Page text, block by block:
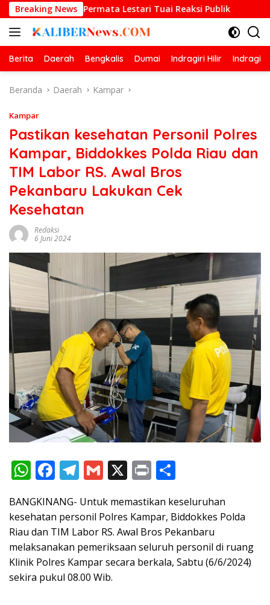
Langsung
ke
konten
Breaking News
Permata Lestari Tuai Reaksi Publik Prestasi
Berita Daerah Bengkalis Dumai Indragiri Hilir Indragiri
Beranda Daerah Kampar
Kampar
Pastikan kesehatan Personil Polres
Kampar, Biddokkes Polda Riau dan
TIM Labor RS. Awal Bros
Pekanbaru Lakukan Cek
Kesehatan
Redaksi
6 Juni 2024
W
h
at
s
A
p
p
F
ac
e
b
o
o
k
T
el
e
gr
a
m
G
m
ai
l
X Pr
in
t ar
e
BANGKINANG- Untuk memastikan keseluruhan
kesehatan personil Polres Kampar, Biddokkes Polda
Riau dan TIM Labor RS. Awal Bros Pekanbaru
melaksanakan pemeriksaan seluruh personil di ruang
Klinik Polres Kampar secara berkala, Sabtu (6/6/2024)
sekira pukul 08.00 Wib.